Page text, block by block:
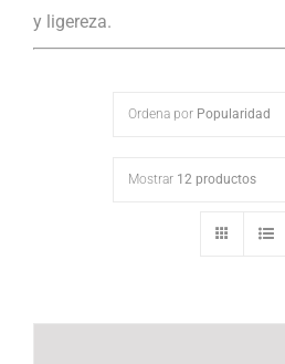
y ligereza.
Ordena por Popularidad
Mostrar 12 productos